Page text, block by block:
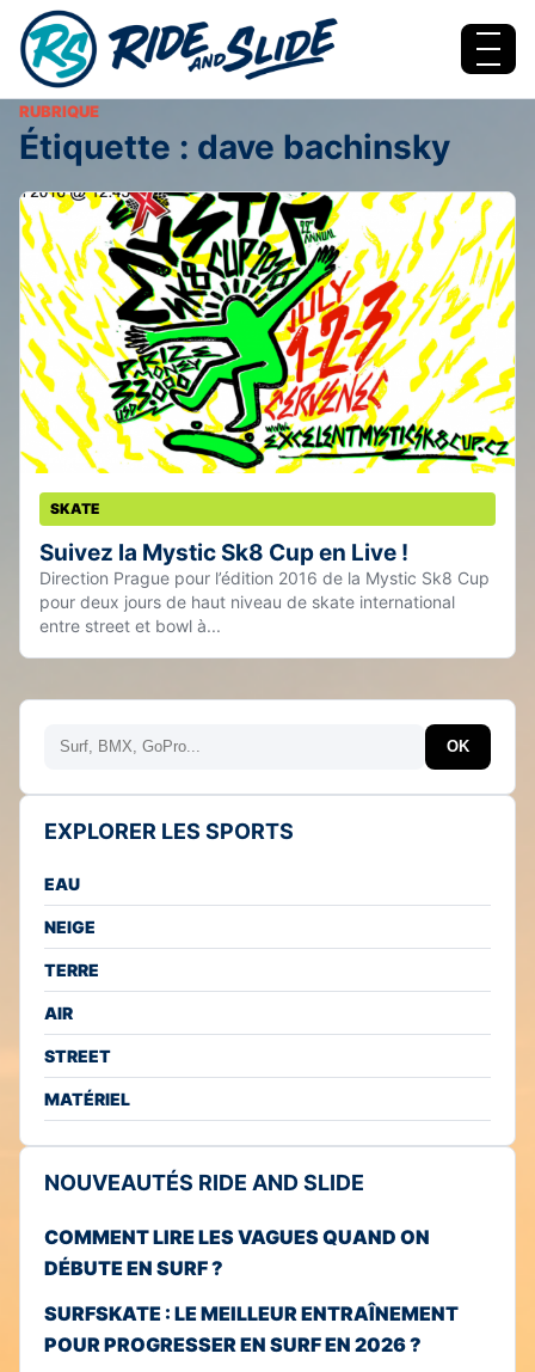
Aller au contenu
Menu
RUBRIQUE
Étiquette : dave bachinsky
SKATE
Suivez la Mystic Sk8 Cup en Live !
Direction Prague pour l’édition 2016 de la Mystic Sk8 Cup
pour deux jours de haut niveau de skate international
entre street et bowl à...
Rechercher OK
EXPLORER LES SPORTS
EAU
NEIGE
TERRE
AIR
STREET
MATÉRIEL
NOUVEAUTÉS RIDE AND SLIDE
COMMENT LIRE LES VAGUES QUAND ON
DÉBUTE EN SURF ?
SURFSKATE : LE MEILLEUR ENTRAÎNEMENT
POUR PROGRESSER EN SURF EN 2026 ?